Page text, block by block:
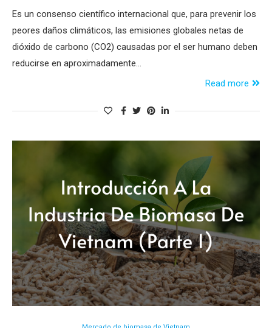
Es un consenso científico internacional que, para prevenir los
peores daños climáticos, las emisiones globales netas de
dióxido de carbono (CO2) causadas por el ser humano deben
reducirse en aproximadamente…
Read more